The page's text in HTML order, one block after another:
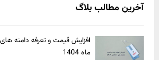
آخرین مطالب بلاگ
ماه 1404